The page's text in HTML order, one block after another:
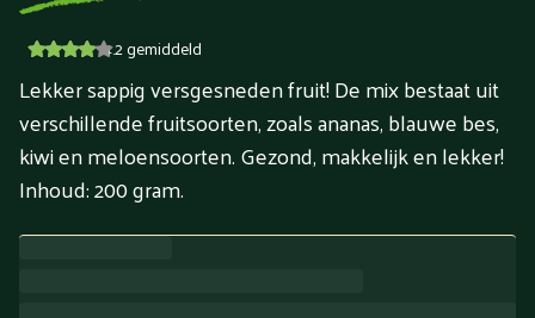
4.2gemiddeld
Lekker sappig versgesneden fruit! De mix bestaat uit
verschillende fruitsoorten, zoals ananas, blauwe bes,
kiwi en meloensoorten. Gezond, makkelijk en lekker!
Inhoud: 200 gram.